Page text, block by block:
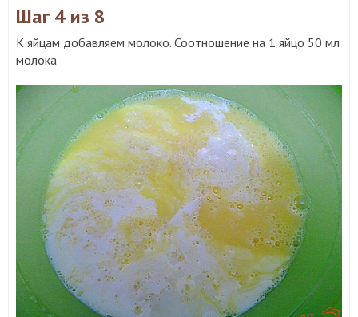
Шаг 4 из 8
К яйцам добавляем молоко. Соотношение на 1 яйцо 50 мл
молока